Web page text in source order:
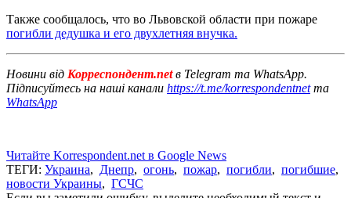
Также сообщалось, что во Львовской области при пожаре
погибли дедушка и его двухлетняя внучка.
Новини від Корреспондент.netв Telegram та WhatsApp.
Підписуйтесь на наші канали https://t.me/korrespondentnetта
WhatsApp
Читайте Korrespondent.net в Google News
ТЕГИ: Украина, Днепр, огонь, пожар, погибли, погибшие,
новости Украины, ГСЧС